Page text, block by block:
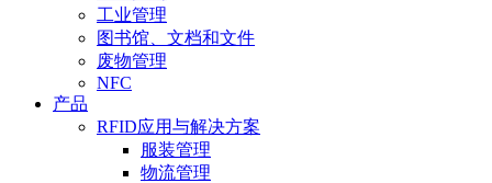
工业管理
图书馆、文档和文件
废物管理
NFC
产品
RFID应用与解决方案
服装管理
物流管理